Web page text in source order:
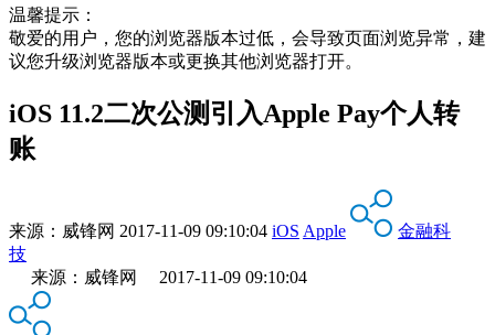
温馨提示：
敬爱的用户，您的浏览器版本过低，会导致页面浏览异常，建
议您升级浏览器版本或更换其他浏览器打开。
iOS 11.2二次公测引入Apple Pay个人转
账
来源： 威锋网 2017-11-09 09:10:04 iOS Apple
金融科
技
来源：威锋网 2017-11-09 09:10:04